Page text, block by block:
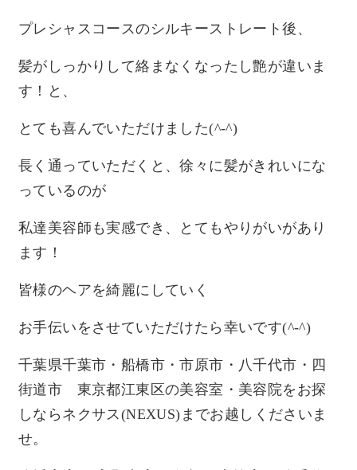
プレシャスコースのシルキーストレート後、
髪がしっかりして絡まなくなったし艶が違いま
す！と、
とても喜んでいただけました(^-^)
長く通っていただくと、徐々に髪がきれいにな
っているのが
私達美容師も実感でき、とてもやりがいがあり
ます！
皆様のヘアを綺麗にしていく
お手伝いをさせていただけたら幸いです(^-^)
千葉県千葉市・船橋市・市原市・八千代市・四
街道市 東京都江東区の美容室・美容院をお探
しならネクサス(NEXUS)までお越しくださいま
せ。